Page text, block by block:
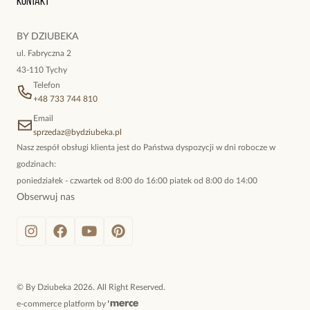
BY DZIUBEKA
ul. Fabryczna 2
43-110 Tychy
Telefon
+48 733 744 810
Email
sprzedaz@bydziubeka.pl
Nasz zespół obsługi klienta jest do Państwa dyspozycji w dni robocze w
godzinach:
poniedziałek - czwartek od 8:00 do 16:00 piatek od 8:00 do 14:00
Obserwuj nas
© By Dziubeka 2026. All Right Reserved.
e-commerce platform by